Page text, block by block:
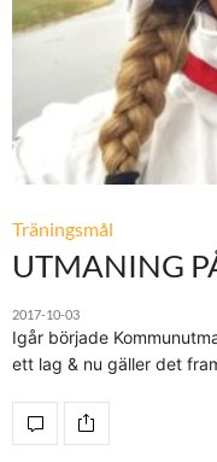
Träningsmål
UTMANING
2017-10-03
Igår började
ett lag & nu gäller det